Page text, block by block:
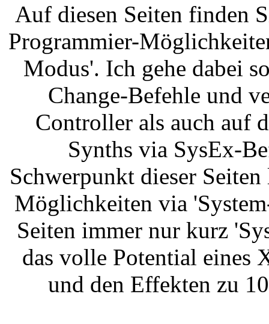
Auf diesen Seiten finden
Programmier-
Modus'. Ich gehe dabei
Change-Befehle und
Controller als auch auf
Synths via SysEx-
Schwerpunkt dieser
Möglichkeiten via
Seiten immer nur kurz
das volle Potential eines
und den Effekten zu